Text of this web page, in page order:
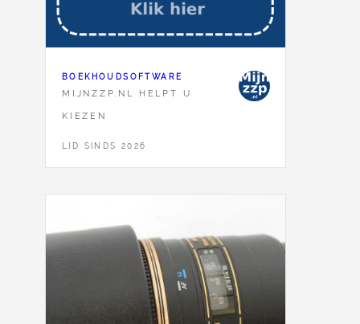
BOEKHOUDSOFTWARE
MIJNZZP.NL HELPT U
KIEZEN
LID SINDS 2026